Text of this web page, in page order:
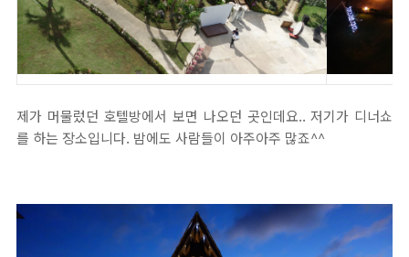
제가 머물렀던 호텔방에서 보면 나오던 곳인데요.. 저기가 디너쇼
를 하는 장소입니다. 밤에도 사람들이 아주아주 많죠^^